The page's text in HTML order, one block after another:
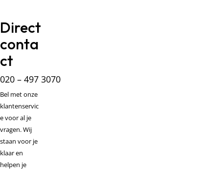
Direct
conta
ct
020 – 497 3070
Bel met onze
klantenservic
e voor al je
vragen. Wij
staan voor je
klaar en
helpen je